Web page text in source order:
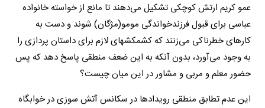
عمو کریم ارتش کوچکی تشکیل می‌دهند تا مانع از خواسته خانواده
عباسی برای قبول فرزندخواندگی مومو(مژگان) شوند و دست به
کارهای خطرناکی می‌زنند که کشمکشهای لازم برای داستان پردازی را
به وجود می‌آورد، بدون آنکه به این ضعف منطقی پاسخ دهد که پس
حضور معلم و مربی و مشاور در این میان چیست؟
این عدم تطابق منطقی رویدادها در سکانس آتش سوزی در خوابگاه